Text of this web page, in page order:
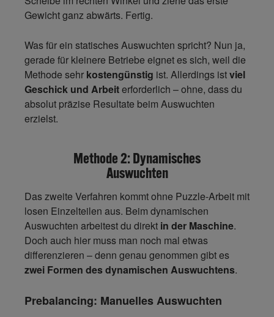
Gewicht ganz abwärts. Fertig.
Was für ein statisches Auswuchten spricht? Nun ja,
gerade für kleinere Betriebe eignet es sich, weil die
Methode sehr kostengünstig ist. Allerdings istviel
Geschick und Arbeiterforderlich – ohne, dass du
absolut präzise Resultate beim Auswuchten
erzielst.
Methode 2: Dynamisches
Auswuchten
Das zweite Verfahren kommt ohne Puzzle-Arbeit mit
losen Einzelteilen aus. Beim dynamischen
Auswuchten arbeitest du direkt in der Maschine.
Doch auch hier muss man noch mal etwas
differenzieren – denn genau genommen gibt es
zwei Formen des dynamischen Auswuchtens.
Prebalancing: Manuelles Auswuchten